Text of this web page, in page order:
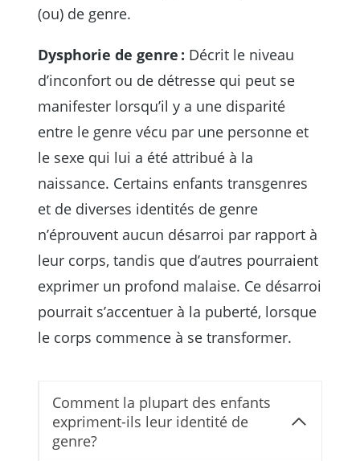
(ou) de genre.
Dysphorie de genre : Décrit le niveau
d’inconfort ou de détresse qui peut se
manifester lorsqu’il y a une disparité
entre le genre vécu par une personne et
le sexe qui lui a été attribué à la
naissance. Certains enfants transgenres
et de diverses identités de genre
n’éprouvent aucun désarroi par rapport à
leur corps, tandis que d’autres pourraient
exprimer un profond malaise. Ce désarroi
pourrait s’accentuer à la puberté, lorsque
le corps commence à se transformer.
Comment la plupart des enfants
expriment-ils leur identité de
genre?